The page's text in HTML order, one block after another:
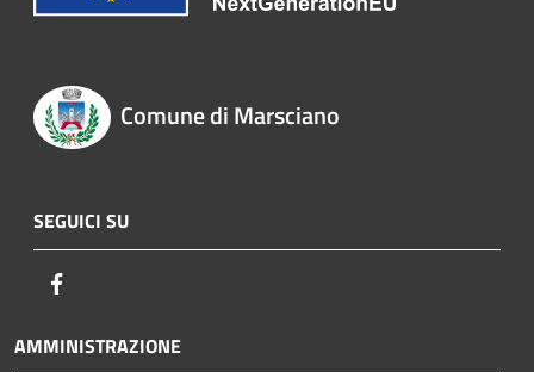
Comune di Marsciano
SEGUICI SU
AMMINISTRAZIONE